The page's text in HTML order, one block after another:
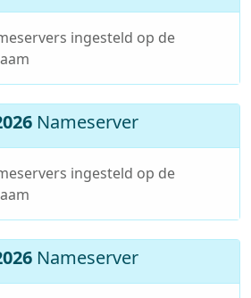
ingesteld op de
Nameserver
ingesteld op de
Nameserver